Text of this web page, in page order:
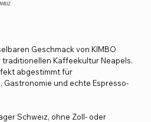
Geschmack von KIMBO
traditionellen Kaffeekultur Neapels.
abgestimmt für
und echte Espresso-
Schweiz, ohne Zoll- oder